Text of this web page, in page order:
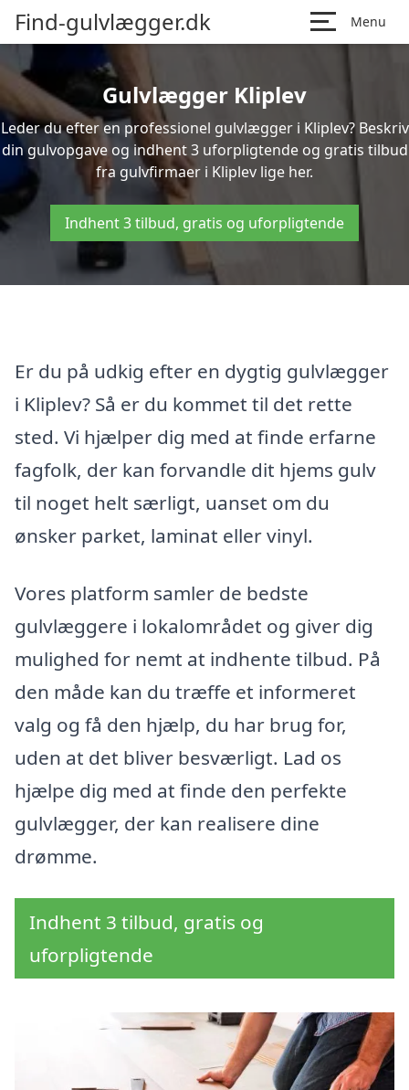
Find-gulvlægger.dk Menu
Gulvlægger Kliplev
Leder du efter en professionel gulvlægger i Kliplev? Beskriv
din gulvopgave og indhent 3 uforpligtende og gratis tilbud
fra gulvfirmaer i Kliplev lige her.
Indhent 3 tilbud, gratis og uforpligtende
Er du på udkig efter en dygtig gulvlægger
i Kliplev? Så er du kommet til det rette
sted. Vi hjælper dig med at finde erfarne
fagfolk, der kan forvandle dit hjems gulv
til noget helt særligt, uanset om du
ønsker parket, laminat eller vinyl.
Vores platform samler de bedste
gulvlæggere i lokalområdet og giver dig
mulighed for nemt at indhente tilbud. På
den måde kan du træffe et informeret
valg og få den hjælp, du har brug for,
uden at det bliver besværligt. Lad os
hjælpe dig med at finde den perfekte
gulvlægger, der kan realisere dine
drømme.
Indhent 3 tilbud, gratis og
uforpligtende